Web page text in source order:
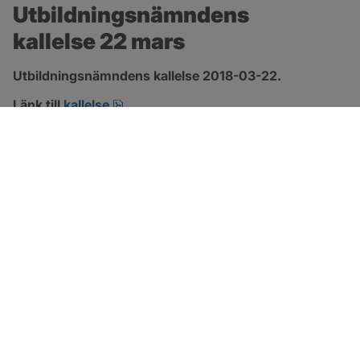
Utbildningsnämndens
kallelse 22 mars
Utbildningsnämndens kallelse 2018-03-22.
Länk till kallelse pdf.